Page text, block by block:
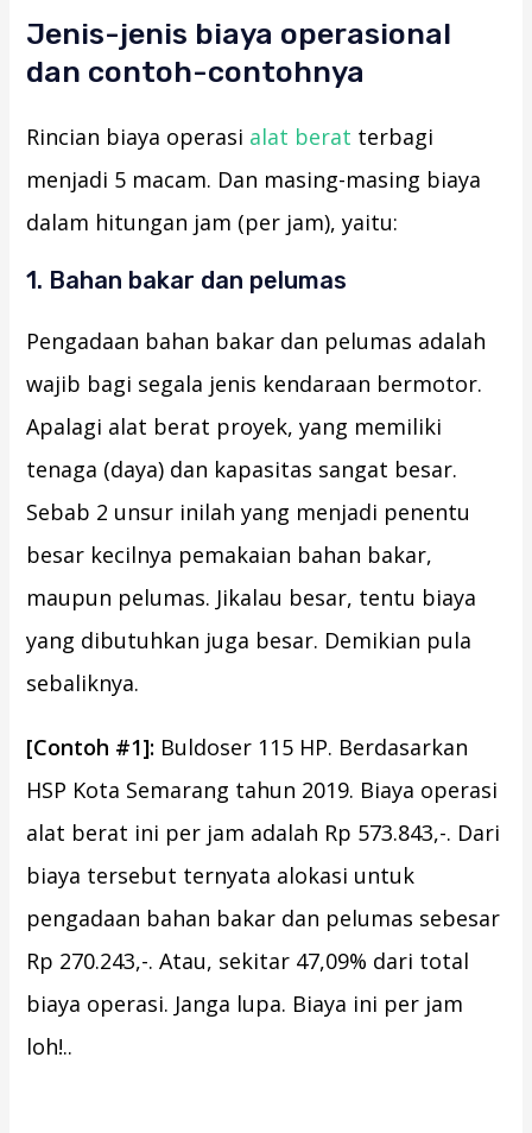
Jenis-jenis biaya operasional
dan contoh-contohnya
Rincian biaya operasi alat berat terbagi
menjadi 5 macam. Dan masing-masing biaya
dalam hitungan jam (per jam), yaitu:
1. Bahan bakar dan pelumas
Pengadaan bahan bakar dan pelumas adalah
wajib bagi segala jenis kendaraan bermotor.
Apalagi alat berat proyek, yang memiliki
tenaga (daya) dan kapasitas sangat besar.
Sebab 2 unsur inilah yang menjadi penentu
besar kecilnya pemakaian bahan bakar,
maupun pelumas. Jikalau besar, tentu biaya
yang dibutuhkan juga besar. Demikian pula
sebaliknya.
[Contoh #1]: Buldoser 115 HP. Berdasarkan
HSP Kota Semarang tahun 2019. Biaya operasi
alat berat ini per jam adalah Rp 573.843,-. Dari
biaya tersebut ternyata alokasi untuk
pengadaan bahan bakar dan pelumas sebesar
Rp 270.243,-. Atau, sekitar 47,09% dari total
biaya operasi. Janga lupa. Biaya ini per jam
loh!..